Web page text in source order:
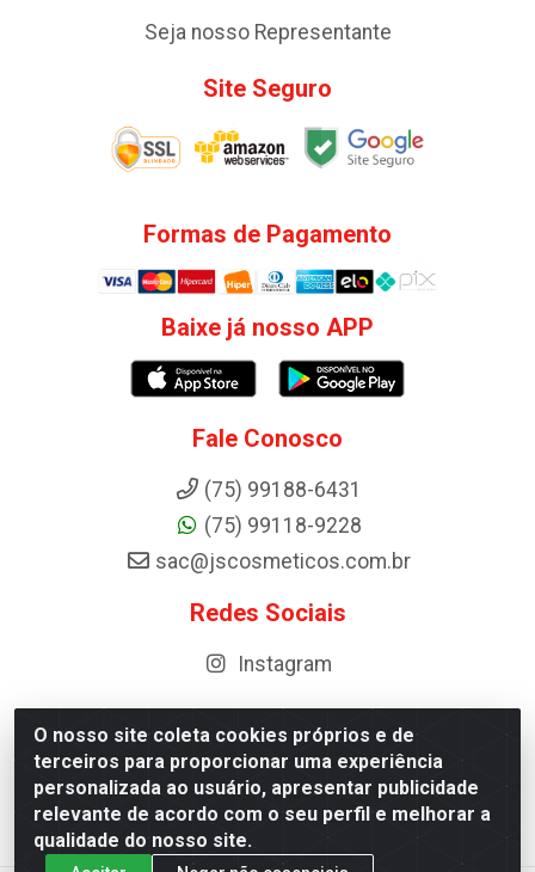
O nosso site coleta cookies próprios e de
terceiros para proporcionar uma experiência
personalizada ao usuário, apresentar publicidade
relevante de acordo com o seu perfil e melhorar a
qualidade do nosso site.
Seja nosso Representante
Site Seguro
Formas de Pagamento
Baixe já nosso APP
Fale Conosco
(75) 99188-6431
(75) 99118-9228
sac@jscosmeticos.com.br
Redes Sociais
Instagram
Distribuidora de Cosméticos Antoneto LTDA - BA-052,
km 87 - Industrial, Ipirá - BA, 44600-000 - CNPJ
10.984.107/0001-75